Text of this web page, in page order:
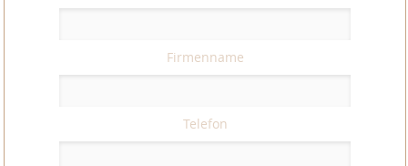
Firmenname
Telefon